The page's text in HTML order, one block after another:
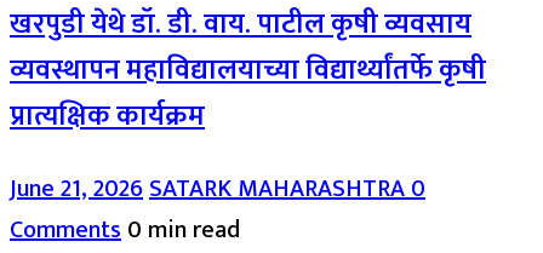
खरपुडी येथे डॉ. डी. वाय. पाटील कृषी व्यवसाय
व्यवस्थापन महाविद्यालयाच्या विद्यार्थ्यांतर्फे कृषी
प्रात्यक्षिक कार्यक्रम
June 21, 2026SATARK MAHARASHTRA0
Comments0 min read